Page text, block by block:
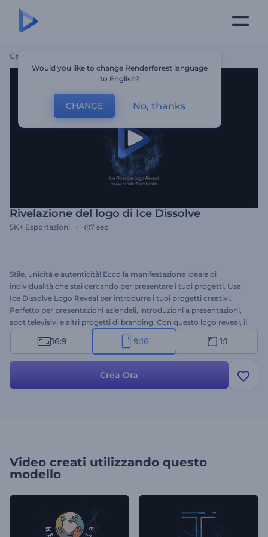
Casa
Rivelazione del logo di Ice Dissolve
5K+ Esportazioni 7 sec
Stile, unicità e autenticità! Ecco la manifestazione ideale di
individualità che stai cercando per presentare i tuoi progetti. Usa
Ice Dissolve Logo Reveal per introdurre i tuoi progetti creativi.
Perfetto per presentazioni aziendali, introduzioni a presentazioni,
spot televisivi e altri progetti di branding. Con questo logo reveal, il
successo è assicurato: costruisci una forte identità di marca. Vale la
pena provarlo. Fallo subito!
16:9 9:16 1:1
Crea Ora
Video creati utilizzando questo
modello
Would you like to change Renderforest language
to English?
CHANGE No, thanks